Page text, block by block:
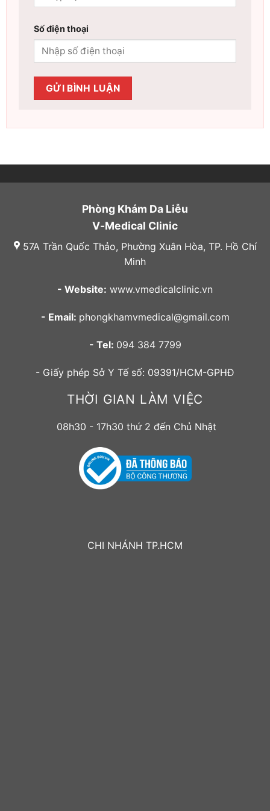
Số điện thoại
Phòng Khám Da Liễu
V-Medical Clinic
57A Trần Quốc Thảo, Phường Xuân Hòa, TP. Hồ Chí
Minh
- Website: www.vmedicalclinic.vn
- Email: phongkhamvmedical@gmail.com
- Tel: 094 384 7799
- Giấy phép Sở Y Tế số: 09391/HCM-GPHĐ
THỜI GIAN LÀM VIỆC
08h30 - 17h30 thứ 2 đến Chủ Nhật
CHI NHÁNH TP.HCM